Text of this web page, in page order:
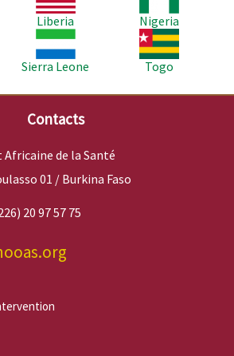
Liberia
Nigeria
Image
Sierra Leone
Image
Togo
Contacts
de la Santé
01 / Burkina Faso
20 97 57 75